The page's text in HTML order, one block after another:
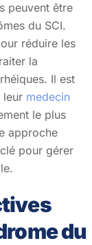
peuvent être
du SCI.
réduire les
la
Il est
leur medecin
le plus
approche
pour gérer
du